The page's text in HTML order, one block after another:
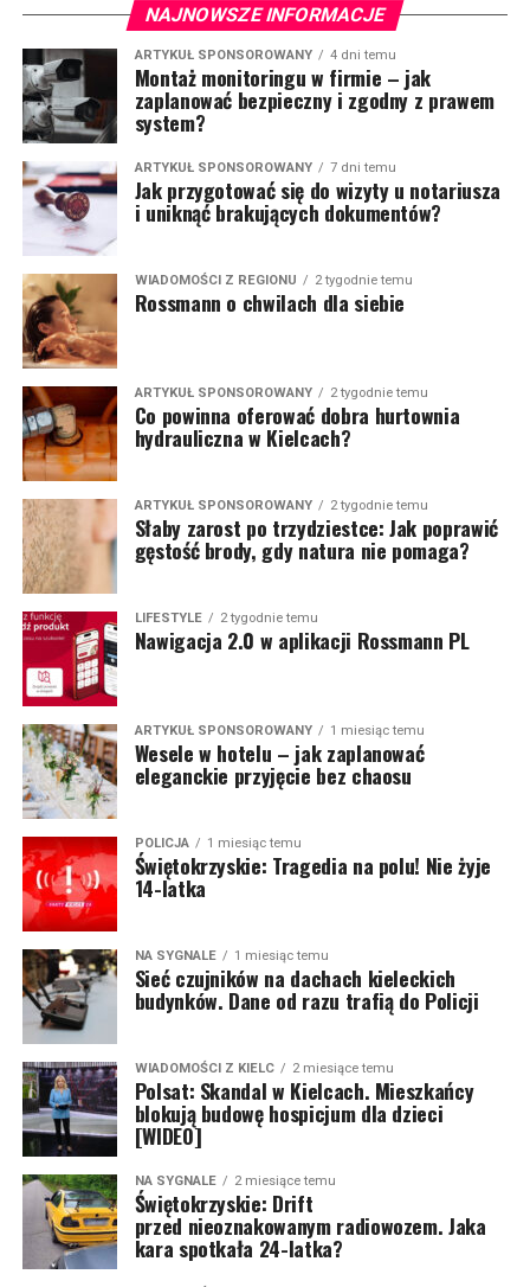
NAJNOWSZE INFORMACJE
ARTYKUŁ SPONSOROWANY 4 dni temu
Montaż monitoringu w firmie – jak
zaplanować bezpieczny i zgodny z prawem
system?
ARTYKUŁ SPONSOROWANY 7 dni temu
Jak przygotować się do wizyty u notariusza
i uniknąć brakujących dokumentów?
WIADOMOŚCI Z REGIONU 2 tygodnie temu
Rossmann o chwilach dla siebie
ARTYKUŁ SPONSOROWANY 2 tygodnie temu
Co powinna oferować dobra hurtownia
hydrauliczna w Kielcach?
ARTYKUŁ SPONSOROWANY 2 tygodnie temu
Słaby zarost po trzydziestce: Jak poprawić
gęstość brody, gdy natura nie pomaga?
LIFESTYLE 2 tygodnie temu
Nawigacja 2.0 w aplikacji Rossmann PL
ARTYKUŁ SPONSOROWANY 1 miesiąc temu
Wesele w hotelu – jak zaplanować
eleganckie przyjęcie bez chaosu
POLICJA 1 miesiąc temu
Świętokrzyskie: Tragedia na polu! Nie żyje
14-latka
NA SYGNALE 1 miesiąc temu
Sieć czujników na dachach kieleckich
budynków. Dane od razu trafią do Policji
WIADOMOŚCI Z KIELC 2 miesiące temu
Polsat: Skandal w Kielcach. Mieszkańcy
blokują budowę hospicjum dla dzieci
[WIDEO]
NA SYGNALE 2 miesiące temu
Świętokrzyskie: Drift
przed nieoznakowanym radiowozem. Jaka
kara spotkała 24-latka?